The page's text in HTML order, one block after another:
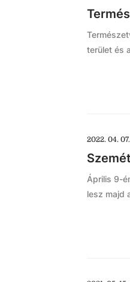
terület és
2022. 04.
Április 9-
lesz majd